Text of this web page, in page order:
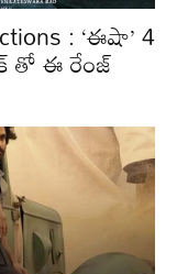
: ‘ఈషా’ 4
తో ఈ రేంజ్